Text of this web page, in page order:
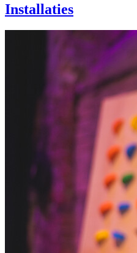
Installaties